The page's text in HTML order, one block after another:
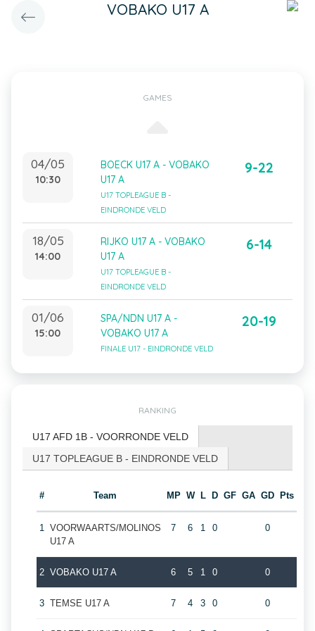
VOBAKO U17 A
GAMES
04/05
10:30
BOECK U17 A - VOBAKO
U17 A
U17 TOPLEAGUE B -
EINDRONDE VELD
9-22
18/05
14:00
RIJKO U17 A - VOBAKO
U17 A
U17 TOPLEAGUE B -
EINDRONDE VELD
6-14
01/06
15:00
SPA/NDN U17 A -
VOBAKO U17 A
FINALE U17 - EINDRONDE VELD
20-19
RANKING
U17 AFD 1B - VOORRONDE VELD
U17 TOPLEAGUE B - EINDRONDE VELD
# Team MP W L D GF GA GD Pts
1 VOORWAARTS/MOLINOS
U17 A
7 6 1 0 0
2 VOBAKO U17 A 6 5 1 0 0
3 TEMSE U17 A 7 4 3 0 0